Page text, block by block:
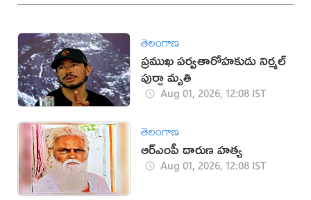
తెలంగాణ
ప్రముఖ పర్వతారోహకుడు నిర్మల్
పుర్జా మృతి
Aug 01, 2026, 12:08 IST
తెలంగాణ
ఆర్ఎంపీ దారుణ హత్య
Aug 01, 2026, 12:08 IST